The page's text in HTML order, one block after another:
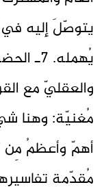
يتوصّلَ إليه في
يُهمله.
والعقليّ مع
مُغنيّة: وهنا
أهمّ وأعظمُ مِن
مُقدّمةِ